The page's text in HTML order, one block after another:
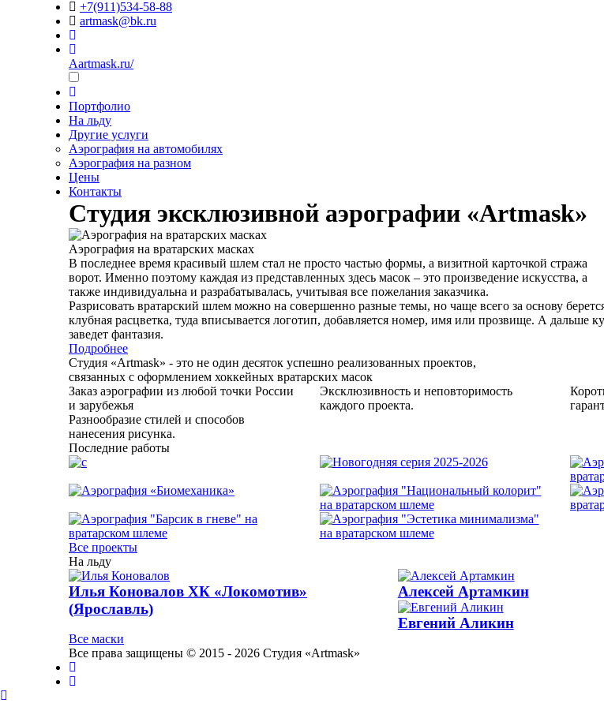
+7(911)534-58-88
artmask@bk.ru
Aartmask.ru/
Портфолио
На льду
Другие услуги
Аэрография на автомобилях
Аэрография на разном
Цены
Контакты
Студия эксклюзивной аэрографии «Artmask»
Аэрография на вратарских масках
В последнее время красивый шлем стал не просто частью формы, а визитной карточкой стража
ворот. Именно поэтому каждая из представленных здесь масок – это произведение искусства, а
также индивидуальна и разрабатывалась, учитывая все пожелания заказчика.
Разрисовать вратарский шлем можно на совершенно разные темы, но чаще всего за основу
клубная расцветка, туда вписывается логотип, добавляется номер, имя или прозвище. А дальше
заведет фантазия.
Подробнее
Студия «Artmask» - это не один десяток успешно реализованных проектов,
связанных с оформлением хоккейных вратарских масок
Заказ аэрографии из любой точки России
и зарубежья
Эксклюзивность и неповторимость
каждого проекта.
Разнообразие стилей и способов
нанесения рисунка.
Последние работы
Все проекты
На льду
Илья Коновалов ХК «Локомотив»
(Ярославль)
Алексей Артамкин
Евгений Аликин
Все маски
Все права защищены © 2015 - 2026 Студия «Artmask»